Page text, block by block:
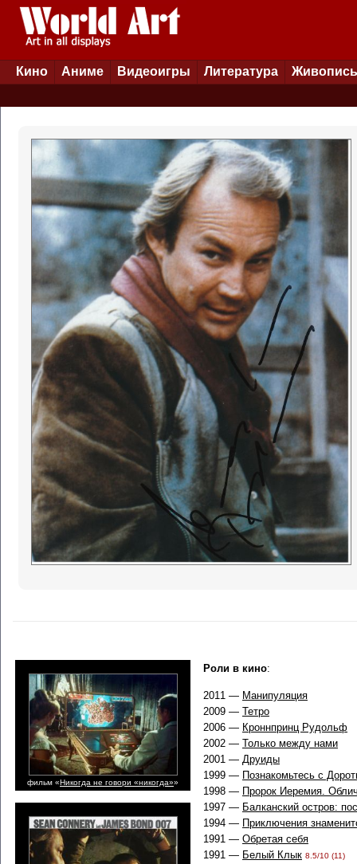
Кино Аниме Видеоигры Литература Живопись
фильм «Никогда не говори «никогда»»
Роли в кино:
2011 — Манипуляция
2009 — Тетро
2006 — Кроннпринц Рудольф
2002 — Только между нами
2001 — Друиды
1999 — Познакомьтесь с
1998 — Пророк Иеремия.
1997 — Балканский остров:
1994 — Приключения
1991 — Обретая себя
1991 — Белый Клык 8.5/10 (11)